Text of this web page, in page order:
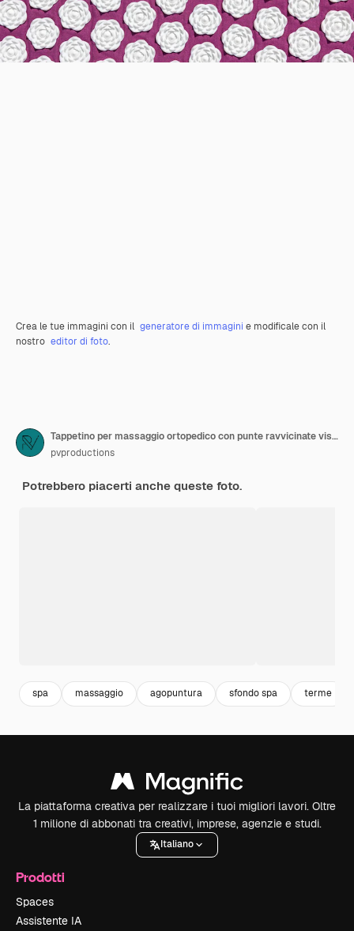
Crea le tue immagini con il generatore di immagini e modificale con il
nostro editor di foto.
Tappetino per massaggio ortopedico con punte ravvicinate vista dall'alto
pvproductions
Potrebbero piacerti anche queste foto.
spa massaggio agopuntura sfondo spa terme
La piattaforma creativa per realizzare i tuoi migliori lavori. Oltre
1 milione di abbonati tra creativi, imprese, agenzie e studi.
Italiano
Prodotti
Spaces
Assistente IA